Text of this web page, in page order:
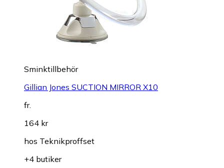
Sminktillbehör
Gillian Jones SUCTION MIRROR X10
fr.
164 kr
hos Teknikproffset
+4 butiker